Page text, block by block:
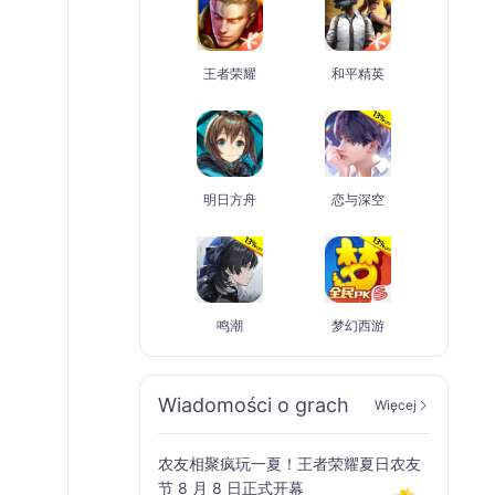
王者荣耀 和平精英
明日方舟 恋与深空
鸣潮 梦幻西游
Wiadomości o grach Więcej
农友相聚疯玩一夏！王者荣耀夏日农友
节 8 月 8 日正式开幕